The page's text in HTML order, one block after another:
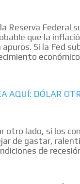
la Reserva Federal
que la
apuros. Si la Fed
AQUÍ: DÓLAR
otro lado, si los
de gastar,
de